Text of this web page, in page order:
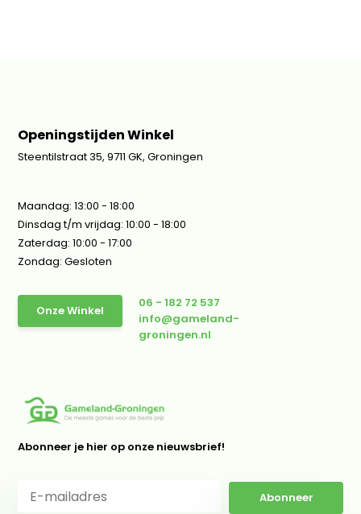
Openingstijden Winkel
Steentilstraat 35, 9711 GK, Groningen
Maandag: 13:00 - 18:00
Dinsdag t/m vrijdag: 10:00 - 18:00
Zaterdag: 10:00 - 17:00
Zondag: Gesloten
Onze Winkel
06 - 182 72 537
info@gameland-
groningen.nl
Abonneer je hier op onze nieuwsbrief!
Abonneer